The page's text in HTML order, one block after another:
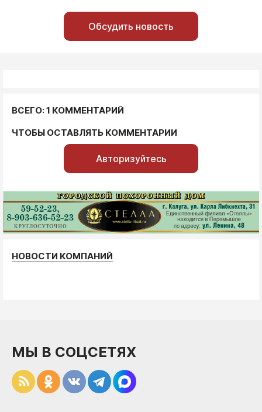
Обсудить новость
ВСЕГО: 1 КОММЕНТАРИЙ
ЧТОБЫ ОСТАВЛЯТЬ КОММЕНТАРИИ
Авторизуйтесь
НОВОСТИ КОМПАНИЙ
МЫ В СОЦСЕТЯХ